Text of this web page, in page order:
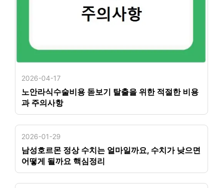
2026-04-17
노안라식수술비용 돋보기 탈출을 위한 적절한 비용
과 주의사항
2026-01-29
남성호르몬 정상 수치는 얼마일까요, 수치가 낮으면
어떻게 될까요 핵심정리